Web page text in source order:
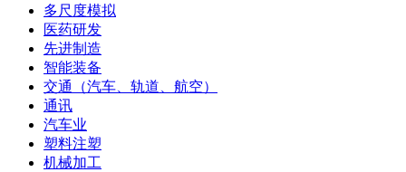
多尺度模拟
医药研发
先进制造
智能装备
交通（汽车、轨道、航空）
通讯
汽车业
塑料注塑
机械加工